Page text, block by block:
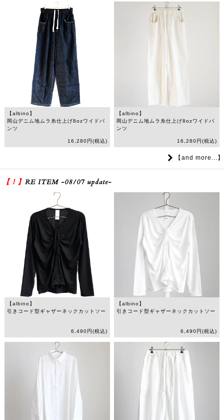
【albino】
岡山デニム地ムラ糸仕上げ8ozワイドパ
ンツ
16,280円(税込)
【albino】
岡山デニム地ムラ糸仕上げ8ozワイドパ
ンツ
16,280円(税込)
【and more...】
【！】 RE ITEM -08/07 update-
【albino】
引きコード型ギャザーネックカットソー
6,490円(税込)
【albino】
引きコード型ギャザーネックカットソー
6,490円(税込)